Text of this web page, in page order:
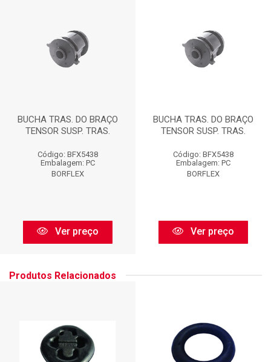
BUCHA TRAS. DO BRAÇO
TENSOR SUSP. TRAS.
Código: BFX5438
Embalagem: PC
BORFLEX
Ver preço
BUCHA TRAS. DO BRAÇO
TENSOR SUSP. TRAS.
Código: BFX5438
Embalagem: PC
BORFLEX
Ver preço
Produtos Relacionados